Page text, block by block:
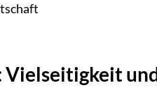
Vielseitigkeit